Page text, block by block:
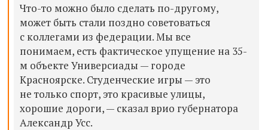
Что-то можно было сделать по-другому,
может быть стали поздно советоваться
с коллегами из федерации. Мы все
понимаем, есть фактическое упущение на 35-
м объекте Универсиады — городе
Красноярске. Студенческие игры — это
не только спорт, это красивые улицы,
хорошие дороги, — сказал врио губернатора
Александр Усс.